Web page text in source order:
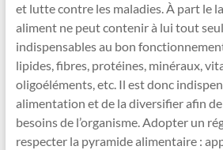
et lutte contre les maladies. À part le
aliment ne peut contenir à lui tout
indispensables au bon
lipides, fibres, protéines, minéraux,
oligoéléments, etc. Il est donc
alimentation et de la diversifier afin
besoins de l’organisme. Adopter un
respecter la pyramide alimentaire :